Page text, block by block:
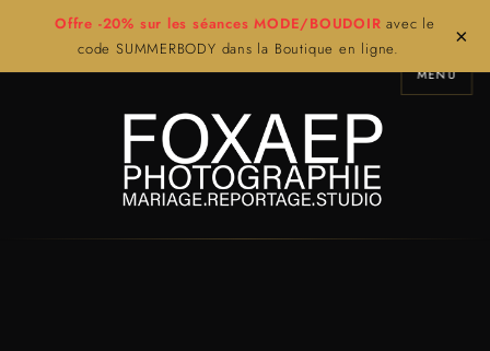
Offre -20% sur les séances MODE/BOUDOIR avec le
code SUMMERBODY dans la Boutique en ligne.
×
MENU